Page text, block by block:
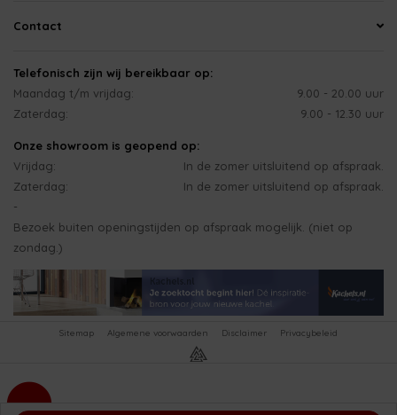
Contact
Telefonisch zijn wij bereikbaar op:
Maandag t/m vrijdag:
9.00 - 20.00 uur
Zaterdag:
9.00 - 12.30 uur
Onze showroom is geopend op:
Vrijdag:
In de zomer uitsluitend op afspraak.
Zaterdag:
In de zomer uitsluitend op afspraak.
-
Bezoek buiten openingstijden op afspraak mogelijk. (niet op
zondag.)
Sitemap Algemene voorwaarden Disclaimer Privacybeleid